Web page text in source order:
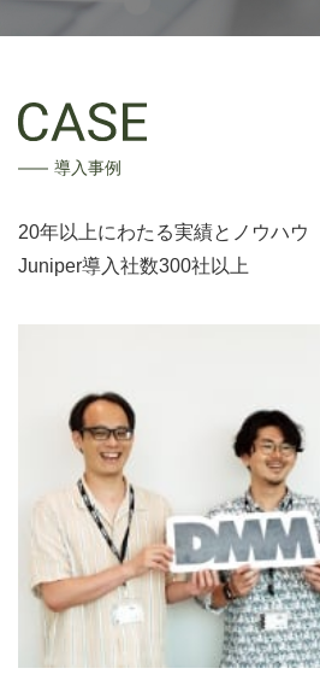
導入事例
20年以上にわたる実績とノウハウ
Juniper導入社数300社以上